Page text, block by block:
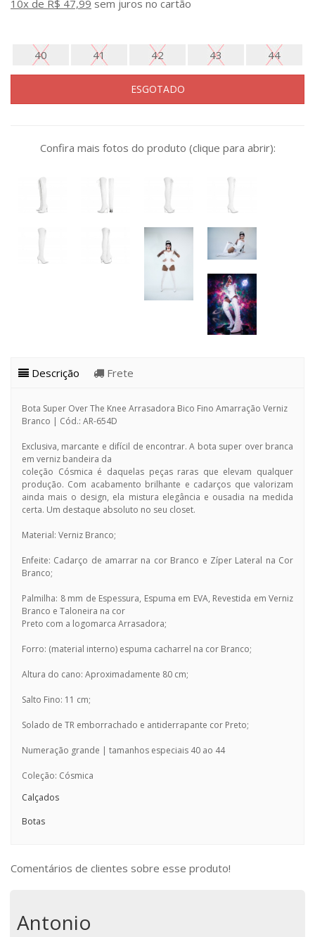
10x de R$ 47,99 sem juros no cartão
40 41 42 43 44
ESGOTADO
Confira mais fotos do produto (clique para abrir):
Descrição Frete
Bota Super Over The Knee Arrasadora Bico Fino Amarração Verniz
Branco | Cód.: AR-654D
Exclusiva, marcante e difícil de encontrar. A bota super over branca
em verniz bandeira da
coleção Cósmica é daquelas peças raras que elevam qualquer
produção. Com acabamento brilhante e cadarços que valorizam
ainda mais o design, ela mistura elegância e ousadia na medida
certa. Um destaque absoluto no seu closet.
Material: Verniz Branco;
Enfeite: Cadarço de amarrar na cor Branco e Zíper Lateral na Cor
Branco;
Palmilha: 8 mm de Espessura, Espuma em EVA, Revestida em Verniz
Branco e Taloneira na cor
Preto com a logomarca Arrasadora;
Forro: (material interno) espuma cacharrel na cor Branco;
Altura do cano: Aproximadamente 80 cm;
Salto Fino: 11 cm;
Solado de TR emborrachado e antiderrapante cor Preto;
Numeração grande | tamanhos especiais 40 ao 44
Coleção: Cósmica
Calçados
Botas
Comentários de clientes sobre esse produto!
Antonio